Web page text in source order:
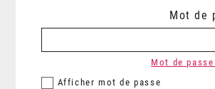
Mot de
Afficher mot de passe
Mot de